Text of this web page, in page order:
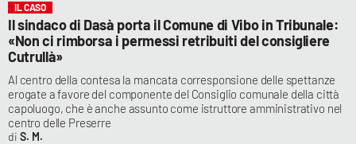
IL CASO
Il sindaco di Dasà porta il Comune di Vibo in Tribunale:
«Non ci rimborsa i permessi retribuiti del consigliere
Cutrullà»
Al centro della contesa la mancata corresponsione delle spettanze
erogate a favore del componente del Consiglio comunale della città
capoluogo, che è anche assunto come istruttore amministrativo nel
centro delle Preserre
S. M.